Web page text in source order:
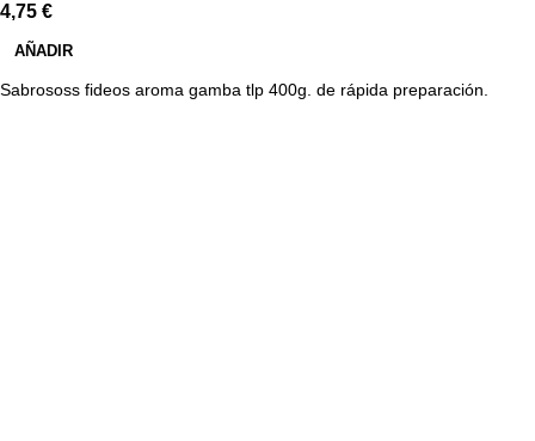
4,75 €
AÑADIR
Sabrososs fideos aroma gamba tlp 400g. de rápida preparación.